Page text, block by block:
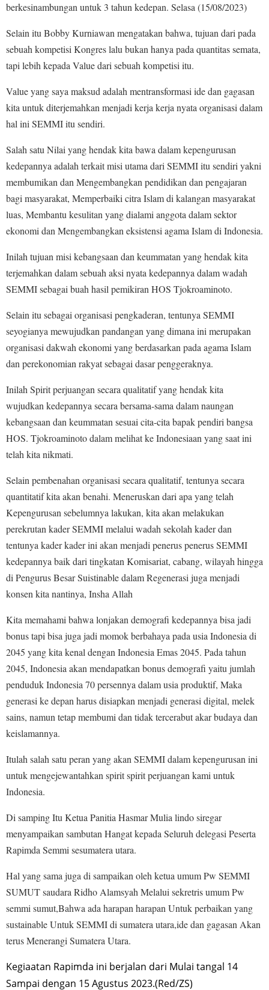
berkesinambungan untuk 3 tahun kedepan. Selasa (15/08/2023)
Selain itu Bobby Kurniawan mengatakan bahwa, tujuan dari pada
sebuah kompetisi Kongres lalu bukan hanya pada quantitas semata,
tapi lebih kepada Value dari sebuah kompetisi itu.
Value yang saya maksud adalah mentransformasi ide dan gagasan
kita untuk diterjemahkan menjadi kerja kerja nyata organisasi dalam
hal ini SEMMI itu sendiri.
Salah satu Nilai yang hendak kita bawa dalam kepengurusan
kedepannya adalah terkait misi utama dari SEMMI itu sendiri yakni
membumikan dan Mengembangkan pendidikan dan pengajaran
bagi masyarakat, Memperbaiki citra Islam di kalangan masyarakat
luas, Membantu kesulitan yang dialami anggota dalam sektor
ekonomi dan Mengembangkan eksistensi agama Islam di Indonesia.
Inilah tujuan misi kebangsaan dan keummatan yang hendak kita
terjemahkan dalam sebuah aksi nyata kedepannya dalam wadah
SEMMI sebagai buah hasil pemikiran HOS Tjokroaminoto.
Selain itu sebagai organisasi pengkaderan, tentunya SEMMI
seyogianya mewujudkan pandangan yang dimana ini merupakan
organisasi dakwah ekonomi yang berdasarkan pada agama Islam
dan perekonomian rakyat sebagai dasar penggeraknya.
Inilah Spirit perjuangan secara qualitatif yang hendak kita
wujudkan kedepannya secara bersama-sama dalam naungan
kebangsaan dan keummatan sesuai cita-cita bapak pendiri bangsa
HOS. Tjokroaminoto dalam melihat ke Indonesiaan yang saat ini
telah kita nikmati.
Selain pembenahan organisasi secara qualitatif, tentunya secara
quantitatif kita akan benahi. Meneruskan dari apa yang telah
Kepengurusan sebelumnya lakukan, kita akan melakukan
perekrutan kader SEMMI melalui wadah sekolah kader dan
tentunya kader kader ini akan menjadi penerus penerus SEMMI
kedepannya baik dari tingkatan Komisariat, cabang, wilayah hingga
di Pengurus Besar Suistinable dalam Regenerasi juga menjadi
konsen kita nantinya, Insha Allah
Kita memahami bahwa lonjakan demografi kedepannya bisa jadi
bonus tapi bisa juga jadi momok berbahaya pada usia Indonesia di
2045 yang kita kenal dengan Indonesia Emas 2045. Pada tahun
2045, Indonesia akan mendapatkan bonus demografi yaitu jumlah
penduduk Indonesia 70 persennya dalam usia produktif, Maka
generasi ke depan harus disiapkan menjadi generasi digital, melek
sains, namun tetap membumi dan tidak tercerabut akar budaya dan
keislamannya.
Itulah salah satu peran yang akan SEMMI dalam kepengurusan ini
untuk mengejewantahkan spirit spirit perjuangan kami untuk
Indonesia.
Di samping Itu Ketua Panitia Hasmar Mulia lindo siregar
menyampaikan sambutan Hangat kepada Seluruh delegasi Peserta
Rapimda Semmi sesumatera utara.
Hal yang sama juga di sampaikan oleh ketua umum Pw SEMMI
SUMUT saudara Ridho Alamsyah Melalui sekretris umum Pw
semmi sumut,Bahwa ada harapan harapan Untuk perbaikan yang
sustainable Untuk SEMMI di sumatera utara,ide dan gagasan Akan
terus Menerangi Sumatera Utara.
Kegiaatan Rapimda ini berjalan dari Mulai tangal 14
Sampai dengan 15 Agustus 2023.(Red/ZS)